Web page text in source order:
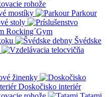
rohože
mostíky
Parkour
stoly
Rocking´Gym
Švédske
žinenky
Doskočisko interiér